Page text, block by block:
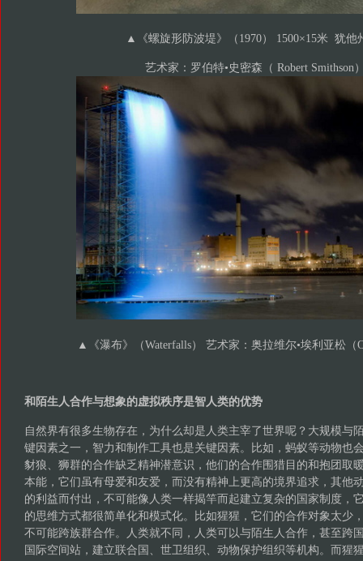
▲ 《螺旋形防波堤》（1970） 1500×15米 犹他
艺术家：罗伯特•史密森（ Robert Smithson
▲ 《瀑布》（Waterfalls） 艺术家：奥拉维尔•埃利亚松（
和陌生人合作与想象的虚拟秩序是智人类的优势
自然界有很多生物存在，为什么却是人类主宰了世界呢？大规模与
键因素之一，智力和制作工具也是关键因素。比如，蚂蚁等动物也
豺狼、狮群的合作缺乏精神潜意识，他们的合作围猎目的和抱团取
本能，它们虽有母爱和友爱，而没有精神上更高的境界追求，其他
的利益而付出，不可能像人类一样揭竿而起建立复杂的国家制度，
的思维方式都很简单化和模式化。比如猩猩，它们的合作对象太少
不可能跨族群合作。人类就不同，人类可以与陌生人合作，甚至跨
国际空间站，建立联合国、世卫组织、动物保护组织等机构。而猩